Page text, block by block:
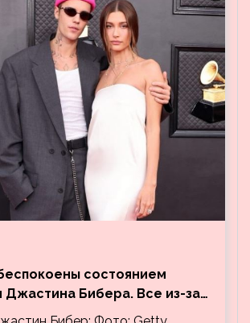
состоянием
Джастина Бибера. Все из-за
котором его успокаивает